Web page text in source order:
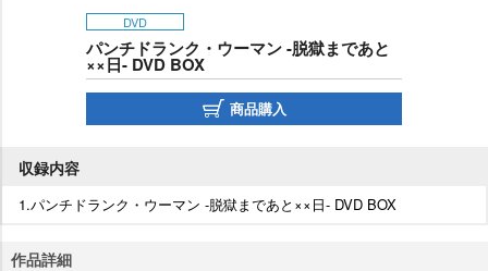
DVD
パンチドランク・ウーマン -脱獄まであと
××日- DVD BOX
商品購入
収録内容
1.パンチドランク・ウーマン -脱獄まであと××日- DVD BOX
作品詳細